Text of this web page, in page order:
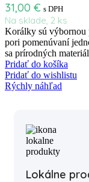
31,00 € s DPH
Na sklade, 2 ks
Korálky sú výbornou
pori pomenúvaní
sa prírodných
Pridať do košíka
Pridať do wishlistu
Rýchly náhľad
Lokálne